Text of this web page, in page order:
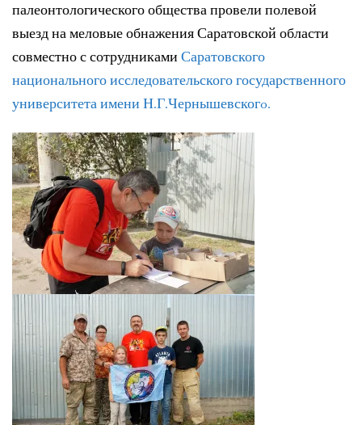
палеонтологического общества провели полевой
выезд на меловые обнажения Саратовской области
совместно с сотрудниками Саратовского
национального исследовательского государственного
университета имени Н.Г.Чернышевскогo.